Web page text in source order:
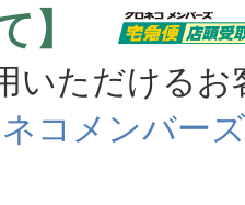
】
いただけるお
コメンバーズ